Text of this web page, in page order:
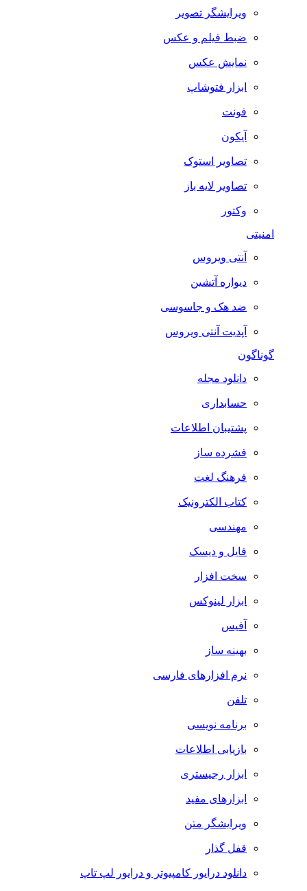
ویرایشگر تصویر
ضبط فيلم و عكس
نمایش عکس
ابزار فتوشاپ
فونت
آیکون
تصاویر استوک
تصاویر لایه باز
وکتور
امنیتی
آنتی ویروس
دیواره آتشین
ضد هک و جاسوسی
آپدیت آنتی ویروس
گوناگون
دانلود مجله
حسابداری
پشتیبان اطلاعات
فشرده ساز
فرهنگ لغت
کتاب الکترونیک
مهندسی
فایل و دیسک
سخت افزار
ابزار لینوکس
آفیس
بهینه ساز
نرم افزارهای فارسی
تلفن
برنامه نویسی
بازیابی اطلاعات
ابزار رجیستری
ابزارهای مفید
ویرایشگر متن
قفل گذار
دانلود درایور کامپیوتر و درایور لپ تاپ